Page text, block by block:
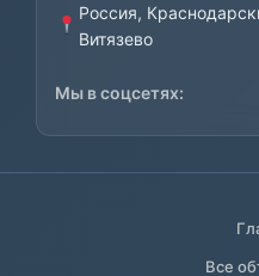
Россия,
Витязево
Мы в соцсетях:
Все